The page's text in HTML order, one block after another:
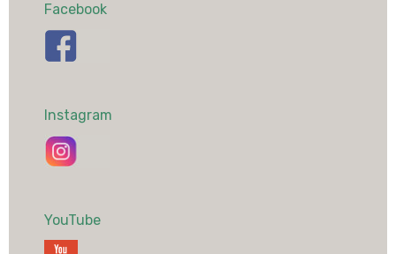
Facebook
Instagram
YouTube